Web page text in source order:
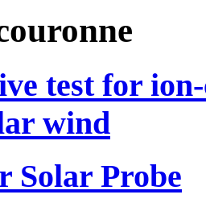
test for
wind
Solar Probe